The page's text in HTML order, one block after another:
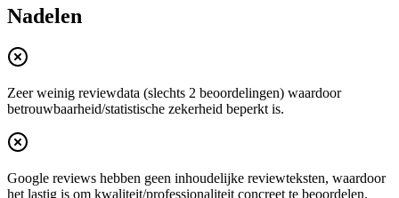
Nadelen
Zeer weinig reviewdata (slechts 2 beoordelingen) waardoor
betrouwbaarheid/statistische zekerheid beperkt is.
Google reviews hebben geen inhoudelijke reviewteksten, waardoor
het lastig is om kwaliteit/professionaliteit concreet te beoordelen.